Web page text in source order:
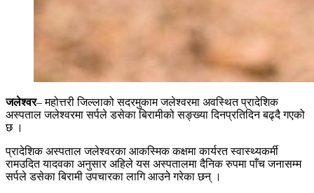
जलेश्वर– महोत्तरी जिल्लाको सदरमुकाम जलेश्वरमा अवस्थित प्रादेशिक
अस्पताल जलेश्वरमा सर्पले डसेका बिरामीको सङ्ख्या दिनप्रतिदिन बढ्दै गएको
छ ।
प्रादेशिक अस्पताल जलेश्वरका आकस्मिक कक्षमा कार्यरत स्वास्थ्यकर्मी
रामउदित यादवका अनुसार अहिले यस अस्पतालमा दैनिक रुपमा पाँच जनासम्म
सर्पले डसेका बिरामी उपचारका लागि आउने गरेका छन् ।